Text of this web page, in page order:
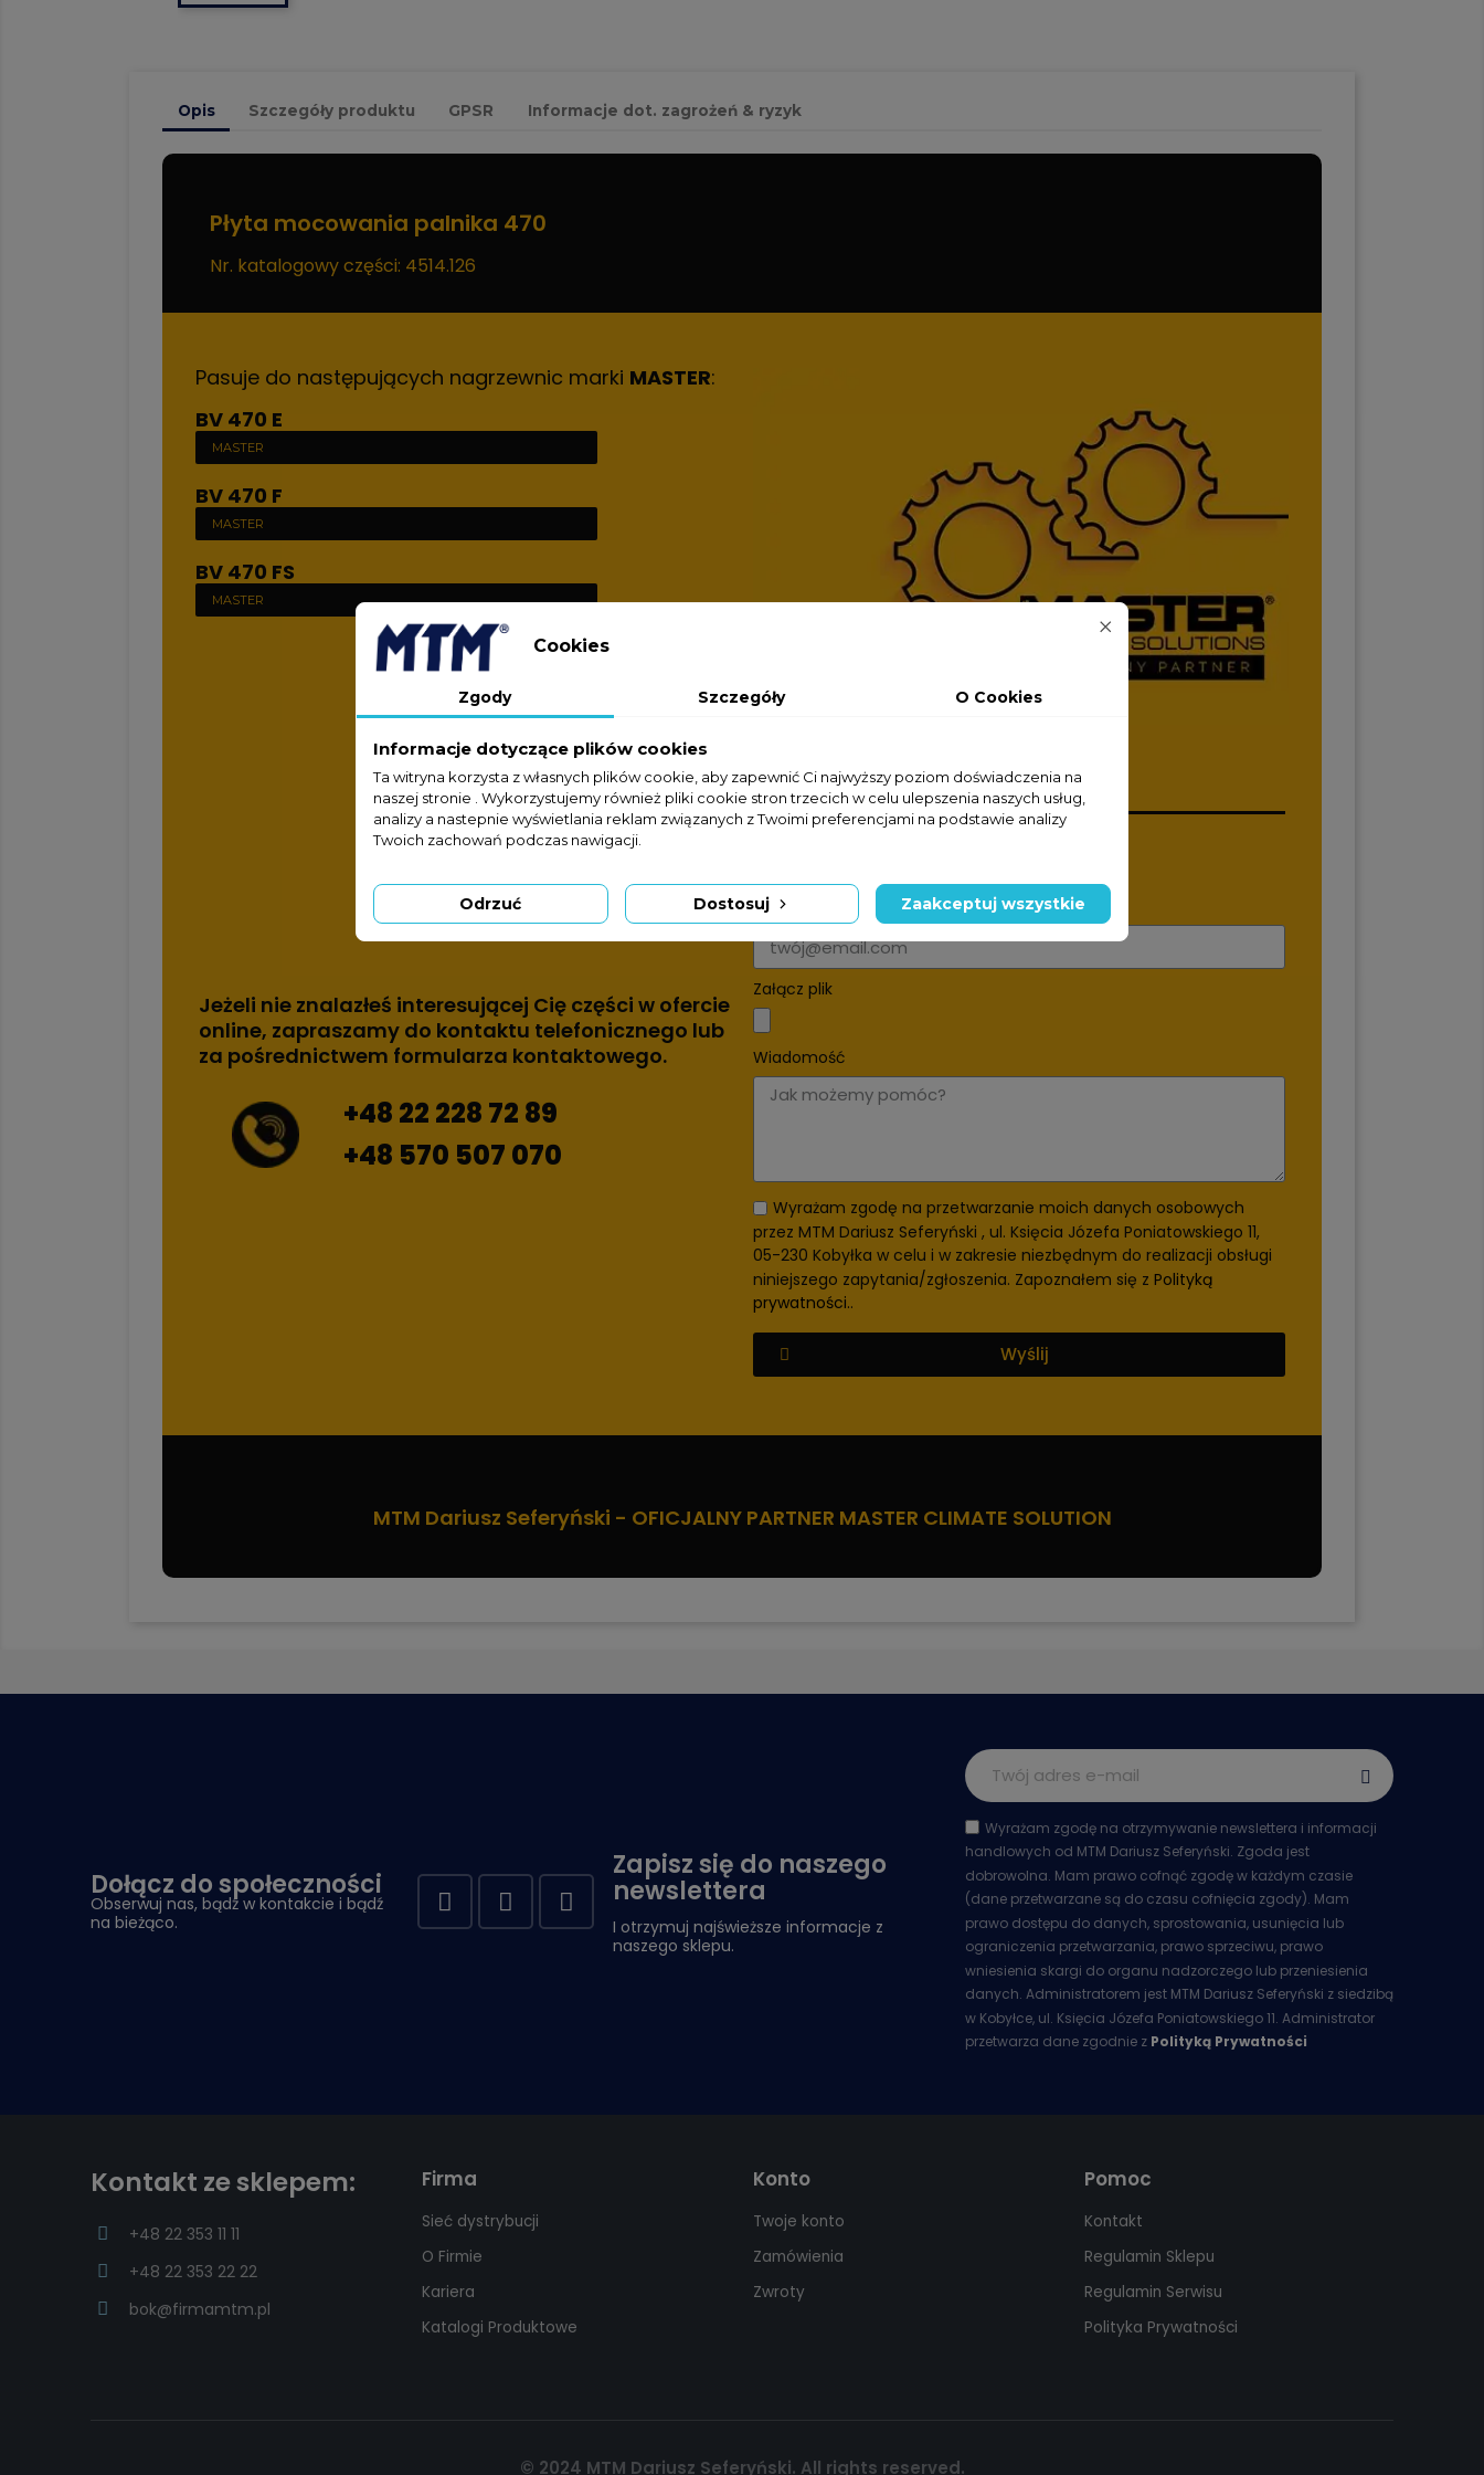
Opis Szczegóły produktu GPSR Informacje dot. zagrożeń & ryzyk
Płyta mocowania palnika 470
Nr. katalogowy części: 4514.126
Pasuje do następujących nagrzewnic marki MASTER:
BV 470 E
MASTER
BV 470 F
MASTER
BV 470 FS
MASTER
Jeżeli nie znalazłeś interesującej Cię części w ofercie
online, zapraszamy do kontaktu telefonicznego lub
za pośrednictwem formularza kontaktowego.
+48 22 228 72 89
+48 570 507 070
Adres e-mail
Załącz plik
Wiadomość
Wyrażam zgodę na przetwarzanie moich danych osobowych
przez MTM Dariusz Seferyński , ul. Księcia Józefa Poniatowskiego 11,
05-230 Kobyłka w celu i w zakresie niezbędnym do realizacji obsługi
niniejszego zapytania/zgłoszenia. Zapoznałem się z Polityką
prywatności..
Wyślij
MTM Dariusz Seferyński - OFICJALNY PARTNER MASTER CLIMATE SOLUTION
Dołącz do społeczności
Obserwuj nas, bądź w kontakcie i bądź
na bieżąco.
Zapisz się do naszego
newslettera
I otrzymuj najświeższe informacje z
naszego sklepu.
Wyrażam zgodę na otrzymywanie newslettera i informacji
handlowych od MTM Dariusz Seferyński. Zgoda jest
dobrowolna. Mam prawo cofnąć zgodę w każdym czasie
(dane przetwarzane są do czasu cofnięcia zgody). Mam
prawo dostępu do danych, sprostowania, usunięcia lub
ograniczenia przetwarzania, prawo sprzeciwu, prawo
wniesienia skargi do organu nadzorczego lub przeniesienia
danych. Administratorem jest MTM Dariusz Seferyński z siedzibą
w Kobyłce, ul. Księcia Józefa Poniatowskiego 11. Administrator
przetwarza dane zgodnie z Polityką Prywatności
Kontakt ze sklepem:
+48 22 353 11 11
+48 22 353 22 22
bok@firmamtm.pl
Firma
Sieć dystrybucji
O Firmie
Kariera
Katalogi Produktowe
Konto
Twoje konto
Zamówienia
Zwroty
Pomoc
Kontakt
Regulamin Sklepu
Regulamin Serwisu
Polityka Prywatności
Cookies
Zgody Szczegóły O Cookies
Informacje dotyczące plików cookies
Ta witryna korzysta z własnych plików cookie, aby zapewnić Ci najwyższy poziom doświadczenia na
naszej stronie . Wykorzystujemy również pliki cookie stron trzecich w celu ulepszenia naszych usług,
analizy a nastepnie wyświetlania reklam związanych z Twoimi preferencjami na podstawie analizy
Twoich zachowań podczas nawigacji.
Odrzuć Dostosuj Zaakceptuj wszystkie
© 2024 MTM Dariusz Seferyński. All rights reserved.